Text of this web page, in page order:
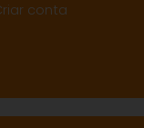
conta